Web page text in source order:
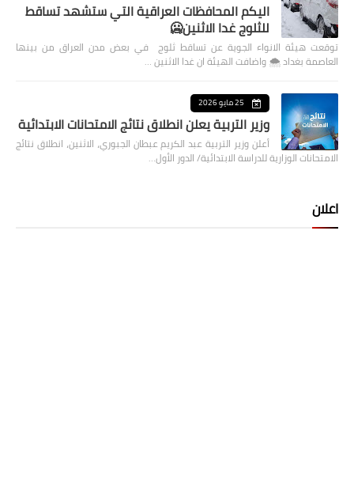
اليكم المحافظات العراقية التي ستشهد تساقط
للثلوج غدا الاثنين🥶
توقعت هيئة الانواء الجوية عن تساقط ثلوج في بعض مدن العراق من بينها
العاصمة بغداد ⁦🌨️⁩ واضافت الهيئة ان غدا الاثنين …
25 مايو 2026
وزير التربية يعلن انطلاق نتائج الامتحانات الابتدائية
أعلن وزير التربية عبد الكريم عبطان الجبوري، الاثنين، انطلاق نتائج
الامتحانات الوزارية للدراسة الابتدائية/ الدور الأول…
اعلان